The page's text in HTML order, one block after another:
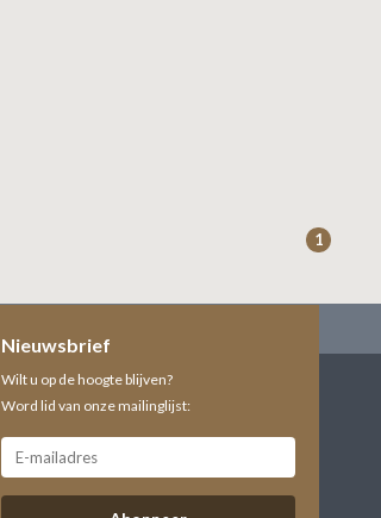
1
Nieuwsbrief
Wilt u op de hoogte blijven?
Word lid van onze mailinglijst: